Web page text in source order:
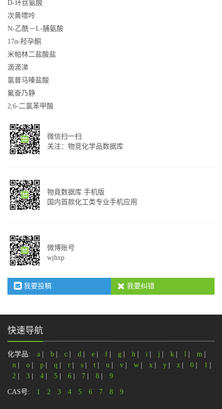
D-环丝氨酸
次黄嘌呤
N-乙酰－L-脯氨酸
17α-羟孕酮
米帕林二盐酸盐
滴滴涕
氯普马嗪盐酸
氟奋乃静
2,6-二氯苯甲酸
微信扫一扫
关注：物竞化学品数据库
物竟数据库 手机版
国内首款化工类专业手机应用
微博账号
wjhxp
我要投稿 我要纠错
快速导航
化学品: a b c d e f g h i j k l m
n
o p q r s t u v w x y z 0 1
2
3 4 5 6 7 8 9
CAS号: 1 2 3 4 5 6 7 8 9